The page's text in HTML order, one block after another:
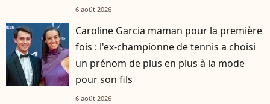
6 août 2026
Caroline Garcia maman pour la première
fois : l'ex-championne de tennis a choisi
un prénom de plus en plus à la mode
pour son fils
6 août 2026